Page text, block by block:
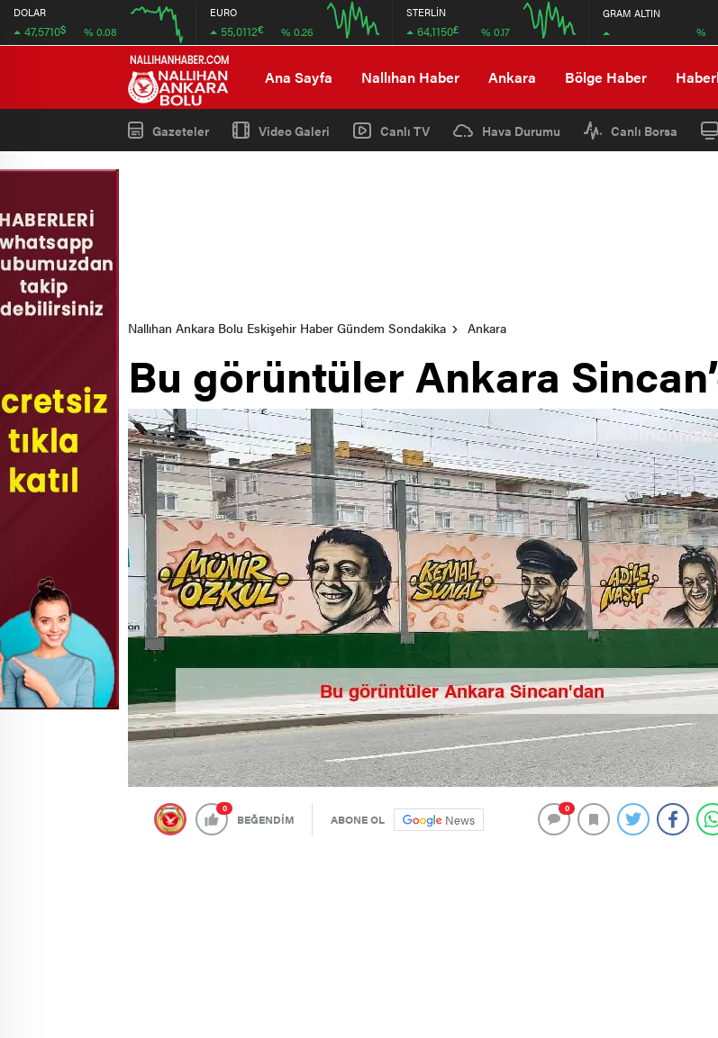
DOLAR
47,5710$ % 0.08
12:00 16:00
EURO
55,0112€ % 0.26
STERLİN
64,1150£ % 0.17
GRAM ALTIN
%
Ana Sayfa Nallıhan Haber Ankara Bölge Haber
Gazeteler Video Galeri Canlı TV Hava Durumu Canlı Borsa
Nallıhan Ankara Bolu Eskişehir Haber Gündem Sondakika Ankara
Bu görüntüler Ankara
0
BEĞENDİM ABONE OL News
0